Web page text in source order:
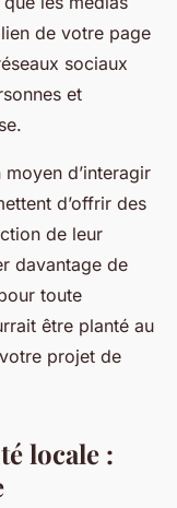
de votre page
sociaux
et
d’interagir
d’offrir des
de leur
davantage de
toute
être planté au
projet de
locale :